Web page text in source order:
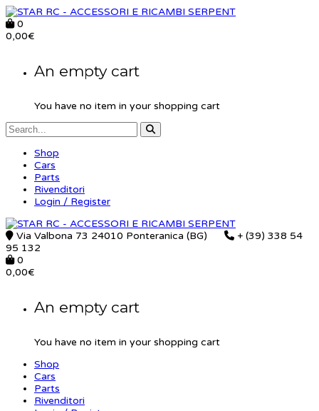
0
0,00€
An empty cart
You have no item in your shopping cart
Shop
Cars
Parts
Rivenditori
Login / Register
Via Valbona 73 24010 Ponteranica (BG)
+ (39) 338 54
95 132
0
0,00€
An empty cart
You have no item in your shopping cart
Shop
Cars
Parts
Rivenditori